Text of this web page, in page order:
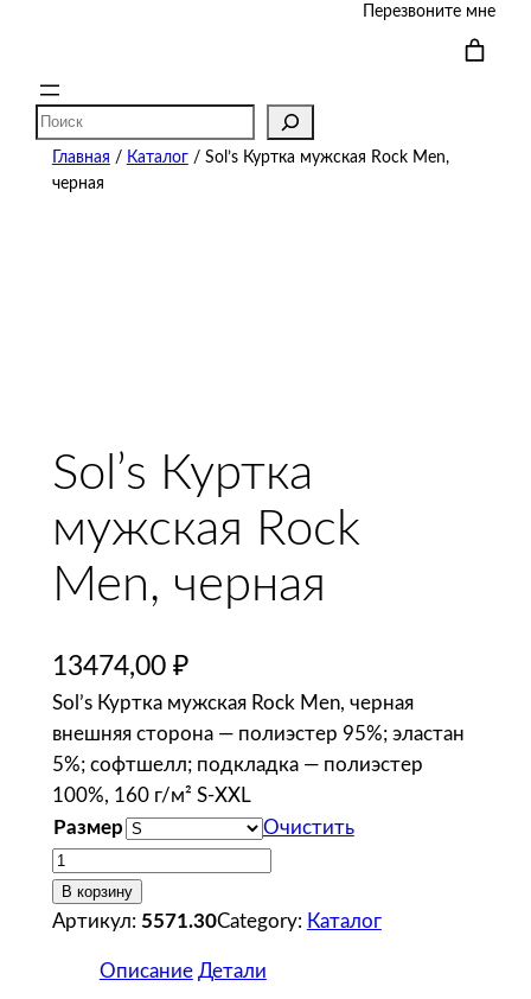
Перезвоните мне
Поиск
Главная / Каталог/ Sol’s Куртка мужская Rock Men,
черная
Sol’s Куртка
мужская Rock
Men, черная
13474,00 ₽
Sol’s Куртка мужская Rock Men, черная
внешняя сторона — полиэстер 95%; эластан
5%; софтшелл; подкладка — полиэстер
100%, 160 г/м² S-XXL
Размер
Очистить
К
о
л
В корзину
Артикул: 5571.30Category: Каталог
Описание Детали